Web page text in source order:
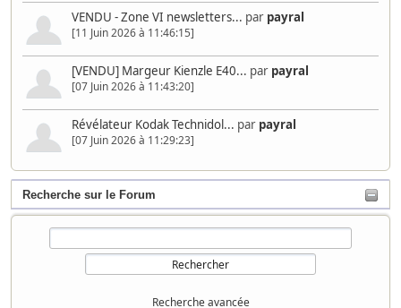
VENDU - Zone VI newsletters... par payral
[11 Juin 2026 à 11:46:15]
[VENDU] Margeur Kienzle E40... par payral
[07 Juin 2026 à 11:43:20]
Révélateur Kodak Technidol... par payral
[07 Juin 2026 à 11:29:23]
Recherche sur le Forum
Recherche avancée